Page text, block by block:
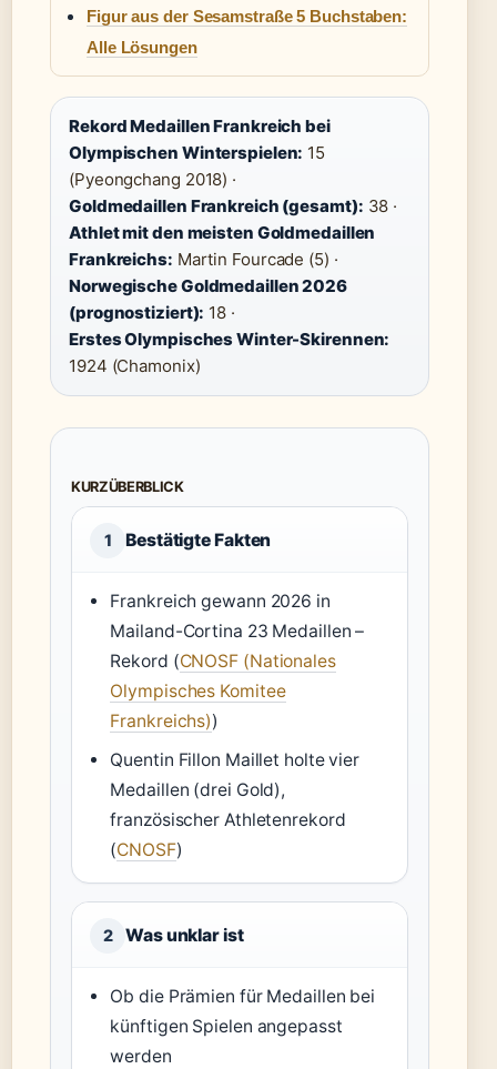
Figur aus der Sesamstraße 5 Buchstaben:
Alle Lösungen
Rekord Medaillen Frankreich bei
Olympischen Winterspielen: 15
(Pyeongchang 2018) ·
Goldmedaillen Frankreich (gesamt): 38 ·
Athlet mit den meisten Goldmedaillen
Frankreichs: Martin Fourcade (5) ·
Norwegische Goldmedaillen 2026
(prognostiziert): 18 ·
Erstes Olympisches Winter-Skirennen:
1924 (Chamonix)
KURZÜBERBLICK
1 Bestätigte Fakten
Frankreich gewann 2026 in
Mailand-Cortina 23 Medaillen –
Rekord (CNOSF (Nationales
Olympisches Komitee
Frankreichs))
Quentin Fillon Maillet holte vier
Medaillen (drei Gold),
französischer Athletenrekord
(CNOSF)
2 Was unklar ist
Ob die Prämien für Medaillen bei
künftigen Spielen angepasst
werden